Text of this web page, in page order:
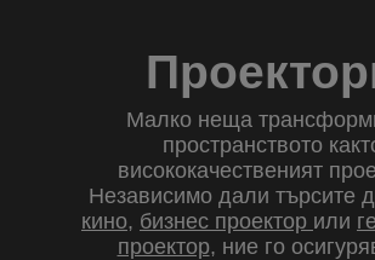
Малко неща
пространството
висококачественият
Независимо дали търсите
кино, бизнес проектор или
проектор, ние го